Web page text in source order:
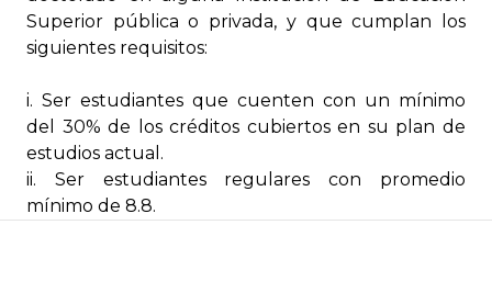
Superior pública o privada, y que cumplan los
siguientes requisitos:
Ser estudiantes que cuenten con un mínimo
del 30% de los créditos cubiertos en su plan de
estudios actual.
Ser estudiantes regulares con promedio
mínimo de 8.8.